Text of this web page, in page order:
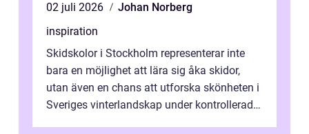
02 juli 2026
Johan Norberg
inspiration
Skidskolor i Stockholm representerar inte
bara en möjlighet att lära sig åka skidor,
utan även en chans att utforska skönheten i
Sveriges vinterlandskap under kontrollerade